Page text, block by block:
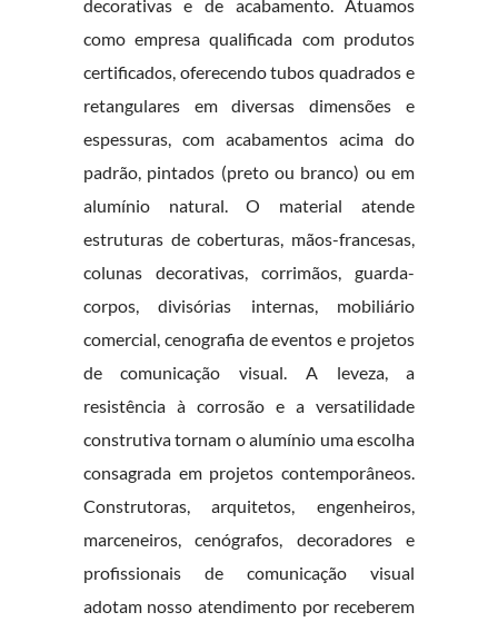
decorativas e de acabamento. Atuamos
como empresa qualificada com produtos
certificados, oferecendo tubos quadrados e
retangulares em diversas dimensões e
espessuras, com acabamentos acima do
padrão, pintados (preto ou branco) ou em
alumínio natural. O material atende
estruturas de coberturas, mãos-francesas,
colunas decorativas, corrimãos, guarda-
corpos, divisórias internas, mobiliário
comercial, cenografia de eventos e projetos
de comunicação visual. A leveza, a
resistência à corrosão e a versatilidade
construtiva tornam o alumínio uma escolha
consagrada em projetos contemporâneos.
Construtoras, arquitetos, engenheiros,
marceneiros, cenógrafos, decoradores e
profissionais de comunicação visual
adotam nosso atendimento por receberem